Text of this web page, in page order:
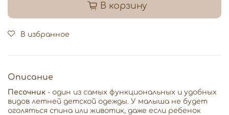
В корзину
В избранное
Описание
Песочник - один из самых функциональных и удобных
видов летней детской одежды. У малыша не будет
оголяться спина или животик, даже если ребенок